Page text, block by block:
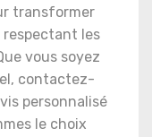
transformer
les
vous soyez
contactez-
personnalisé
le choix